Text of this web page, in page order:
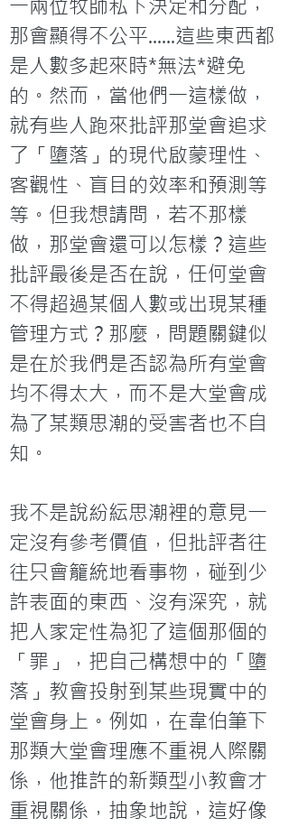
一兩位牧師私下決定和分配，
那會顯得不公平......這些東西都
是人數多起來時*無法*避免
的。然而，當他們一這樣做，
就有些人跑來批評那堂會追求
了「墮落」的現代啟蒙理性、
客觀性、盲目的效率和預測等
等。但我想請問，若不那樣
做，那堂會還可以怎樣？這些
批評最後是否在說，任何堂會
不得超過某個人數或出現某種
管理方式？那麼，問題關鍵似
是在於我們是否認為所有堂會
均不得太大，而不是大堂會成
為了某類思潮的受害者也不自
知。
我不是說紛紜思潮裡的意見一
定沒有參考價值，但批評者往
往只會籠統地看事物，碰到少
許表面的東西、沒有深究，就
把人家定性為犯了這個那個的
「罪」，把自己構想中的「墮
落」教會投射到某些現實中的
堂會身上。例如，在韋伯筆下
那類大堂會理應不重視人際關
係，他推許的新類型小教會才
重視關係，抽象地說，這好像